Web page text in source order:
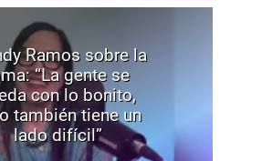
Ramos sobre la
“La gente se
con lo bonito,
también tiene un
lado difícil”